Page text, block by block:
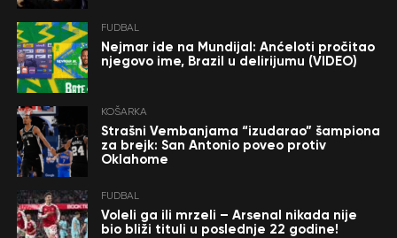
FUDBAL
Nejmar ide na Mundijal: Anćeloti pročitao
njegovo ime, Brazil u delirijumu (VIDEO)
KOŠARKA
Strašni Vembanjama “izudarao” šampiona
za brejk: San Antonio poveo protiv
Oklahome
FUDBAL
Voleli ga ili mrzeli – Arsenal nikada nije
bio bliži tituli u poslednje 22 godine!